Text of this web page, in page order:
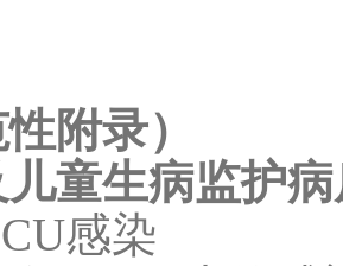
性附录）
童生病监护
感染